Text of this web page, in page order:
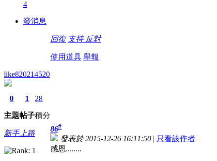
4
發消息
回復 支持 反對
使用道具 舉報
like820214520
0
主題
1
帖子
28
積分
新手上路
86#
發表於 2015-12-26 16:11:50 | 只看該作者
感恩........